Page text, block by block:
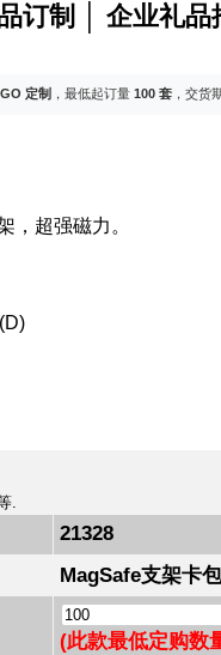
订制 │ 企业礼品
定制 ，最低起订量100 套 ，交货
，超强磁力。
.
21328
MagSafe支架卡
(此款最低定购数